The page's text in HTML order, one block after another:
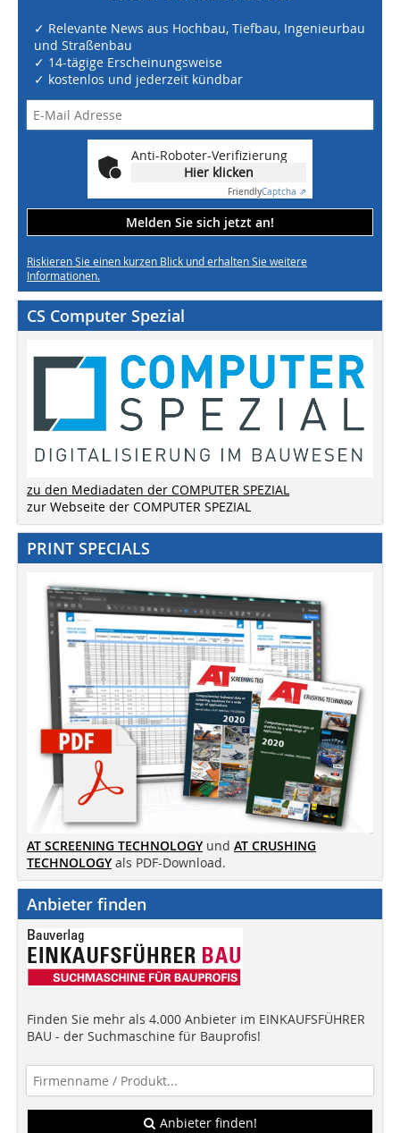
✓ Relevante News aus Hochbau, Tiefbau, Ingenieurbau
und Straßenbau
✓ 14-tägige Erscheinungsweise
✓ kostenlos und jederzeit kündbar
Anti-Roboter-Verifizierung
Hier klicken
FriendlyCaptcha ⇗
Melden Sie sich jetzt an!
Riskieren Sie einen kurzen Blick und erhalten Sie weitere
Informationen.
CS Computer Spezial
zu den Mediadaten der COMPUTER SPEZIAL
zur Webseite der COMPUTER SPEZIAL
PRINT SPECIALS
AT SCREENING TECHNOLOGY und AT CRUSHING
TECHNOLOGY als PDF-Download.
Anbieter finden
Finden Sie mehr als 4.000 Anbieter im EINKAUFSFÜHRER
BAU - der Suchmaschine für Bauprofis!
Anbieter finden!